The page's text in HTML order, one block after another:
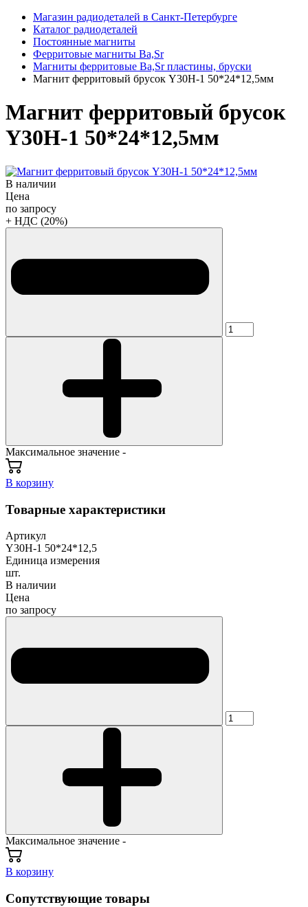
Магазин радиодеталей в Санкт-Петербурге
Каталог радиодеталей
Постоянные магниты
Ферритовые магниты Ba,Sr
Магниты ферритовые Ba,Sr пластины, бруски
Магнит ферритовый брусок Y30H-1 50*24*12,5мм
Магнит ферритовый брусок
Y30H-1 50*24*12,5мм
В наличии
Цена
по запросу
+ НДС (20%)
Максимальное значение -
В корзину
Товарные характеристики
Артикул
Y30H-1 50*24*12,5
Единица измерения
шт.
В наличии
Цена
по запросу
Максимальное значение -
В корзину
Сопутствующие товары